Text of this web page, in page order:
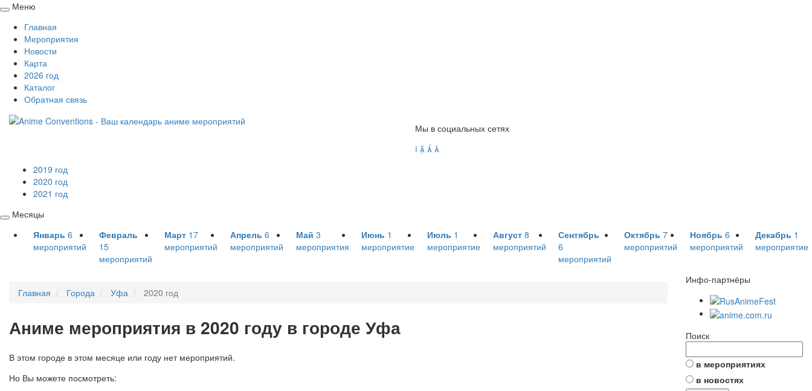
Свернуть
развернуть
Меню
Главная
Мероприятия
Новости
Карта
2026 год
Каталог
Обратная связь
Мы в социальных сетях
   
2019 год
2020 год
2021 год
Свернуть
развернуть
Месяцы
Январь 6
мероприятий
Февраль
15
мероприятий
Март 17
мероприятий
Апрель 6
мероприятий
Май 3
мероприятия
Июнь 1
мероприятие
Июль 1
мероприятие
Август 8
мероприятий
Сентябрь
6
мероприятий
Октябрь 7
мероприятий
Ноябрь 6
мероприятий
Декабрь 1
мероприятие
Главная Города Уфа 2020 год
Аниме мероприятия в 2020 году в городе Уфа
В этом городе в этом месяце или году нет мероприятий.
Но Вы можете посмотреть:
Инфо-партнёры
Поиск
в мероприятиях
в новостях